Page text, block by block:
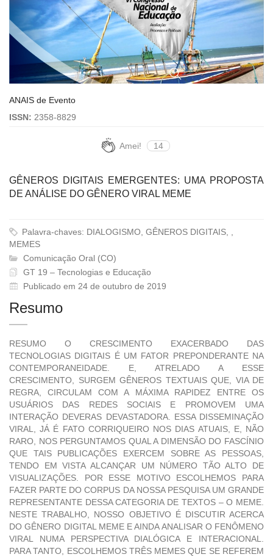
ANAIS de Evento
ISSN: 2358-8829
Amei! 14
GÊNEROS DIGITAIS EMERGENTES: UMA PROPOSTA
DE ANÁLISE DO GÊNERO VIRAL MEME
Palavra-chaves: DIALOGISMO, GÊNEROS DIGITAIS, ,
MEMES
Comunicação Oral (CO)
GT 19 – Tecnologias e Educação
Publicado em 24 de outubro de 2019
Resumo
RESUMO O CRESCIMENTO EXACERBADO DAS
TECNOLOGIAS DIGITAIS É UM FATOR PREPONDERANTE NA
CONTEMPORANEIDADE. E, ATRELADO A ESSE
CRESCIMENTO, SURGEM GÊNEROS TEXTUAIS QUE, VIA DE
REGRA, CIRCULAM COM A MÁXIMA RAPIDEZ ENTRE OS
USUÁRIOS DAS REDES SOCIAIS E PROMOVEM UMA
INTERAÇÃO DEVERAS DEVASTADORA. ESSA DISSEMINAÇÃO
VIRAL, JÁ É FATO CORRIQUEIRO NOS DIAS ATUAIS, E, NÃO
RARO, NOS PERGUNTAMOS QUAL A DIMENSÃO DO FASCÍNIO
QUE TAIS PUBLICAÇÕES EXERCEM SOBRE AS PESSOAS,
TENDO EM VISTA ALCANÇAR UM NÚMERO TÃO ALTO DE
VISUALIZAÇÕES. POR ESSE MOTIVO ESCOLHEMOS PARA
FAZER PARTE DO CORPUS DA NOSSA PESQUISA UM GRANDE
REPRESENTANTE DESSA CATEGORIA DE TEXTOS – O MEME.
NESTE TRABALHO, NOSSO OBJETIVO É DISCUTIR ACERCA
DO GÊNERO DIGITAL MEME E AINDA ANALISAR O FENÔMENO
VIRAL NUMA PERSPECTIVA DIALÓGICA E INTERACIONAL.
PARA TANTO, ESCOLHEMOS TRÊS MEMES QUE SE REFEREM